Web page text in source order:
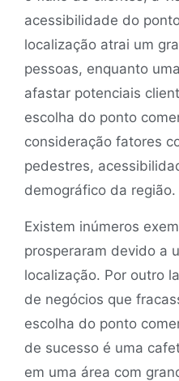
acessibilidade do
localização atrai um
pessoas, enquanto
afastar potenciais
escolha do ponto
consideração fatores
pedestres,
demográfico da região.
Existem inúmeros
prosperaram devido a
localização. Por outro
de negócios que
escolha do ponto
de sucesso é uma
em uma área com